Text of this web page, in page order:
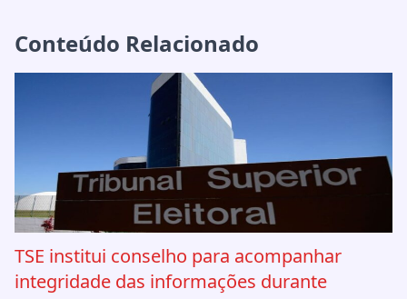
Conteúdo Relacionado
TSE institui conselho para acompanhar
integridade das informações durante